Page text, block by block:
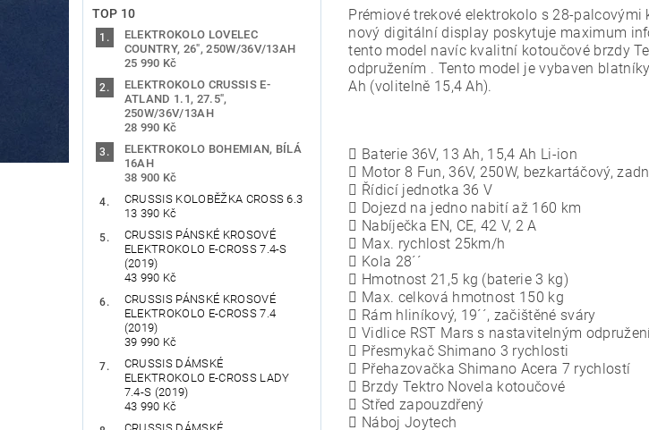
TOP 10
ELEKTROKOLO LOVELEC
COUNTRY, 26", 250W/36V/13AH
25 990 Kč
ELEKTROKOLO CRUSSIS E-
ATLAND 1.1, 27.5",
250W/36V/13AH
28 990 Kč
ELEKTROKOLO BOHEMIAN, BÍLÁ
16AH
38 900 Kč
CRUSSIS KOLOBĚŽKA CROSS 6.3
13 390 Kč
CRUSSIS PÁNSKÉ KROSOVÉ
ELEKTROKOLO E-CROSS 7.4-S
(2019)
43 990 Kč
CRUSSIS PÁNSKÉ KROSOVÉ
ELEKTROKOLO E-CROSS 7.4
(2019)
39 990 Kč
CRUSSIS DÁMSKÉ
ELEKTROKOLO E-CROSS LADY
7.4-S (2019)
43 990 Kč
Prémiové trekové elektrokolo s 28-
nový digitální display poskytuje maximum
tento model navíc kvalitní kotoučové brzdy
odpružením . Tento model je vybaven
Ah (volitelně 15,4 Ah).
 Baterie 36V, 13 Ah, 15,4 Ah Li-ion
 Motor 8 Fun, 36V, 250W, bezkartáčový,
 Řídicí jednotka 36 V
 Dojezd na jedno nabití až 160 km
 Nabíječka EN, CE, 42 V, 2 A
 Max. rychlost 25km/h
 Kola 28´´
 Hmotnost 21,5 kg (baterie 3 kg)
 Max. celková hmotnost 150 kg
 Rám hliníkový, 19´´, začištěné sváry
 Vidlice RST Mars s nastavitelným
 Přesmykač Shimano 3 rychlosti
 Přehazovačka Shimano Acera 7 rychlostí
 Brzdy Tektro Novela kotoučové
 Střed zapouzdřený
 Náboj Joytech